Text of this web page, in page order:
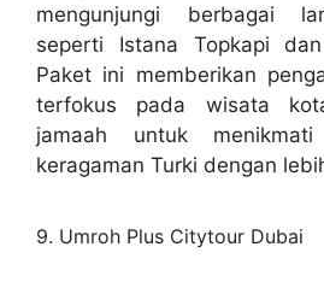
mengunjungi berbagai
seperti Istana Topkapi
Paket ini memberikan
terfokus pada wisata
jamaah untuk
keragaman Turki dengan
9. Umroh Plus Citytour Dubai